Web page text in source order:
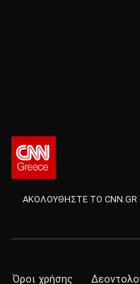
ΑΚΟΛΟΥΘΗΣΤΕ ΤΟ CNN.GR
Όροι χρήσης